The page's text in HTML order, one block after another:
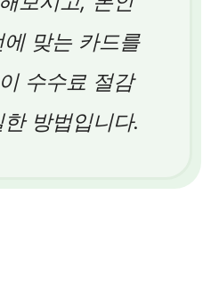
맞는 카드를
수수료 절감
방법입니다.